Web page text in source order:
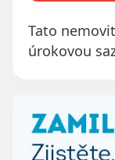
Tato
úrokovou